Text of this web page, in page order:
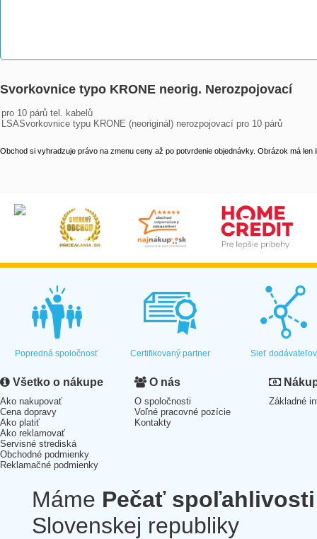
Svorkovnice typo KRONE neorig. Nerozpojovací
pro 10 párů tel. kabelů
LSASvorkovnice typu KRONE (neoriginál) nerozpojovací pro 10 párů
Obchod si vyhradzuje právo na zmenu ceny až po potvrdenie objednávky. Obrázok má len
Popredná spoločnosť Certifikovaný partner Sieť dodávateľov
Všetko o nákupe
Ako nakupovať
Cena dopravy
Ako platiť
Ako reklamovať
Servisné strediská
Obchodné podmienky
Reklamačné podmienky
O nás
O spoločnosti
Voľné pracovné pozície
Kontakty
Základné
Máme Pečať spoľahlivosti
Slovenskej republiky